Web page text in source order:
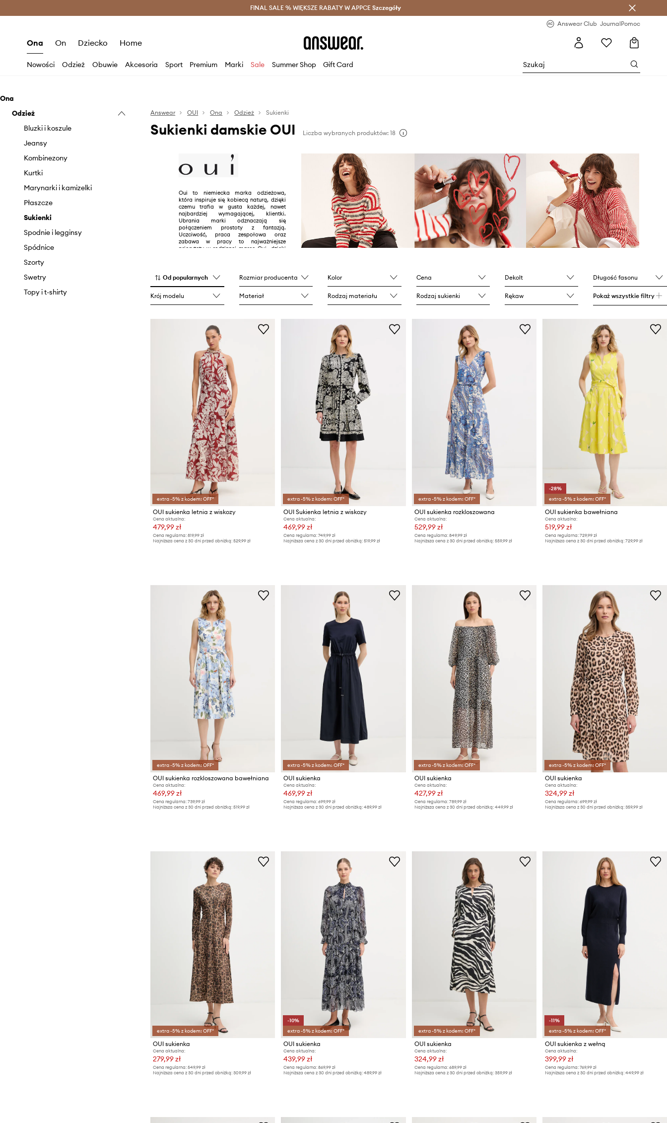
Oszczędzaj z Answear Club > Dostawa nawet w 24h >
FINAL SALE % WIĘKSZE RABATY W APPCE Szczegóły
Answear Club JournalPomoc
Ona On Dziecko Home
Nowości Odzież Obuwie Akcesoria Sport Premium Marki Sale Summer Shop Gift Card
Ona
Odzież
Bluzki i koszule
Jeansy
Kombinezony
Kurtki
Marynarki i kamizelki
Płaszcze
Sukienki
Spodnie i legginsy
Spódnice
Szorty
Swetry
Topy i t-shirty
Answear OUI Ona Odzież Sukienki
Sukienki damskie OUI Liczba wybranych produktów: 18
Oui to niemiecka marka odzieżowa,
która inspiruje się kobiecą naturą, dzięki
czemu trafia w gusta każdej, nawet
najbardziej wymagającej, klientki.
Ubrania marki odznaczają się
połączeniem prostoty z fantazją.
Uczciwość, praca zespołowa oraz
zabawa w pracy to najważniejsze
priorytety w rodzinnej marce Oui, dzięki
wszystkim swobodne fasony z dbałością
o najmniejsze szczegóły. Oui swój
które cenią sobie wyrazistość oraz
elegancję. Kolekcje brandu łączą w sobie
czemu całość tworzy spójną harmonię
między kobiecą ekstrawagancją, a
sportowym luzem.
Od popularnych Rozmiar producenta Kolor Cena Dekolt Długość fasonu
Krój modelu Materiał Rodzaj materiału Rodzaj sukienki Rękaw Pokaż wszystkie filtry
extra -5% z kodem: OFF*
OUI sukienka letnia z wiskozy
Cena aktualna:
479,99 zł
Cena regularna: 819,99 zł
Najniższa cena z 30 dni przed obniżką: 529,99 zł
extra -5% z kodem: OFF*
OUI Sukienka letnia z wiskozy
Cena aktualna:
469,99 zł
Cena regularna: 749,99 zł
Najniższa cena z 30 dni przed obniżką: 519,99 zł
extra -5% z kodem: OFF*
OUI sukienka rozkloszowana
Cena aktualna:
529,99 zł
Cena regularna: 849,99 zł
Najniższa cena z 30 dni przed obniżką: 559,99 zł
-28%
extra -5% z kodem: OFF*
OUI sukienka bawełniana
Cena aktualna:
519,99 zł
Cena regularna: 729,99 zł
Najniższa cena z 30 dni przed obniżką: 729,99 zł
extra -5% z kodem: OFF*
OUI sukienka rozkloszowana bawełniana
Cena aktualna:
469,99 zł
Cena regularna: 739,99 zł
Najniższa cena z 30 dni przed obniżką: 519,99 zł
extra -5% z kodem: OFF*
OUI sukienka
Cena aktualna:
469,99 zł
Cena regularna: 699,99 zł
Najniższa cena z 30 dni przed obniżką: 489,99 zł
extra -5% z kodem: OFF*
OUI sukienka
Cena aktualna:
427,99 zł
Cena regularna: 789,99 zł
Najniższa cena z 30 dni przed obniżką: 449,99 zł
extra -5% z kodem: OFF*
OUI sukienka
Cena aktualna:
324,99 zł
Cena regularna: 699,99 zł
Najniższa cena z 30 dni przed obniżką: 359,99 zł
extra -5% z kodem: OFF*
OUI sukienka
Cena aktualna:
279,99 zł
Cena regularna: 549,99 zł
Najniższa cena z 30 dni przed obniżką: 309,99 zł
-10%
extra -5% z kodem: OFF*
OUI sukienka
Cena aktualna:
439,99 zł
Cena regularna: 869,99 zł
Najniższa cena z 30 dni przed obniżką: 489,99 zł
extra -5% z kodem: OFF*
OUI sukienka
Cena aktualna:
324,99 zł
Cena regularna: 689,99 zł
Najniższa cena z 30 dni przed obniżką: 359,99 zł
-11%
extra -5% z kodem: OFF*
OUI sukienka z wełną
Cena aktualna:
399,99 zł
Cena regularna: 769,99 zł
Najniższa cena z 30 dni przed obniżką: 449,99 zł